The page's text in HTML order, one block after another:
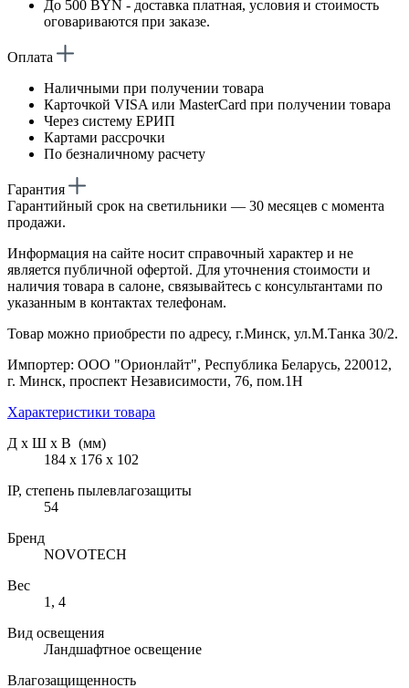
До 500 BYN - доставка платная, условия и стоимость
оговариваются при заказе.
Оплата
Наличными при получении товара
Карточкой VISA или MasterCard при получении товара
Через систему ЕРИП
Картами рассрочки
По безналичному расчету
Гарантия
Гарантийный срок на светильники — 30 месяцев с момента
продажи.
Информация на сайте носит справочный характер и не
является публичной офертой. Для уточнения стоимости и
наличия товара в салоне, связывайтесь с консультантами по
указанным в контактах телефонам.
Товар можно приобрести по адресу, г.Минск, ул.М.Танка 30/2.
Импортер: ООО "Орионлайт", Республика Беларусь, 220012,
г. Минск, проспект Независимости, 76, пом.1Н
Характеристики товара
Д х Ш х В (мм)
184 х 176 х 102
IP, степень пылевлагозащиты
54
Бренд
NOVOTECH
Вес
1, 4
Вид освещения
Ландшафтное освещение
Влагозащищенность